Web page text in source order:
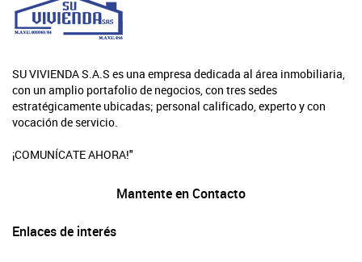
SU VIVIENDA S.A.S es una empresa dedicada al área inmobiliaria,
con un amplio portafolio de negocios, con tres sedes
estratégicamente ubicadas; personal calificado, experto y con
vocación de servicio.
¡COMUNÍCATE AHORA!"
Mantente en Contacto
Enlaces de interés